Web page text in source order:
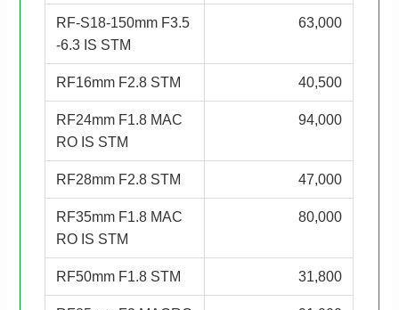
RF-S18-150mm F3.5
-6.3 IS STM
63,000
RF16mm F2.8 STM 40,500
RF24mm F1.8 MAC
RO IS STM
94,000
RF28mm F2.8 STM 47,000
RF35mm F1.8 MAC
RO IS STM
80,000
RF50mm F1.8 STM 31,800